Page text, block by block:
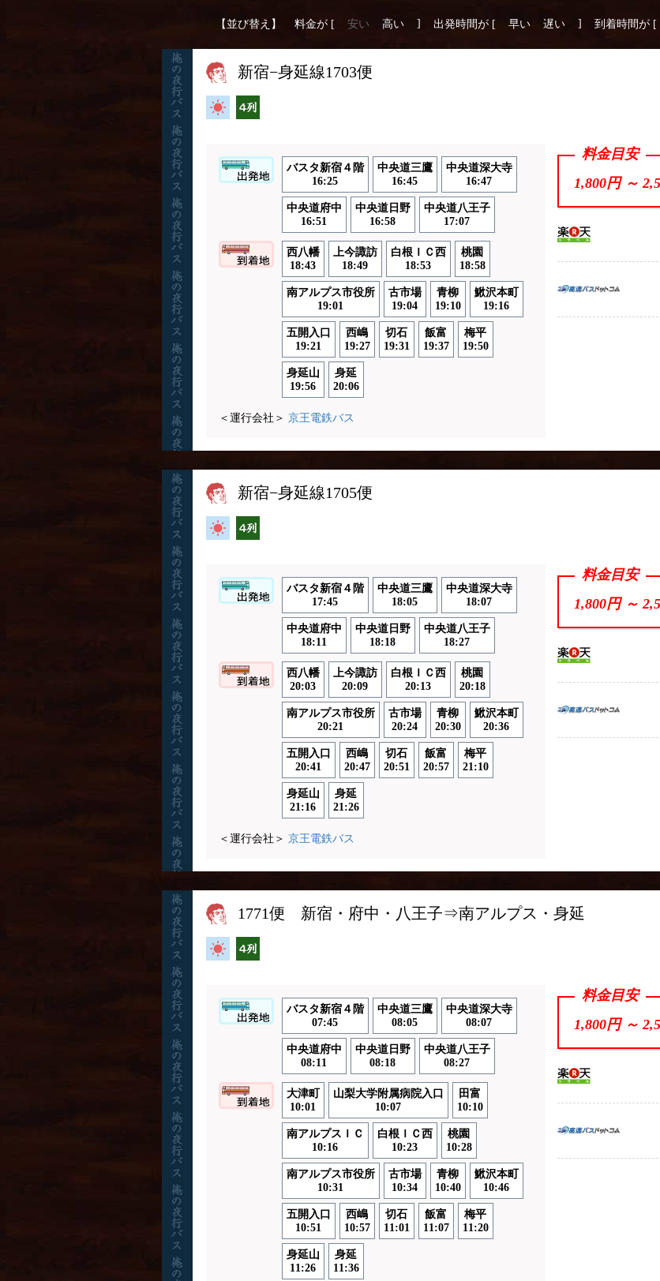
【並び替え】 料金が [ 安い 高い ] 出発時間が [ 早い 遅い ] 到着時間が [
新宿−身延線1703便
高速バス
バスタ新宿４階
16:25
中央道三鷹
16:45
中央道深大寺
16:47
中央道府中
16:51
中央道日野
16:58
中央道八王子
17:07
西八幡
18:43
上今諏訪
18:49
白根ＩＣ西
18:53
桃園
18:58
南アルプス市役所
19:01
古市場
19:04
青柳
19:10
鰍沢本町
19:16
五開入口
19:21
西嶋
19:27
切石
19:31
飯富
19:37
梅平
19:50
身延山
19:56
身延
20:06
＜運行会社＞ 京王電鉄バス
料金目安
1,800円 ～
新宿−身延線1705便
高速バス
バスタ新宿４階
17:45
中央道三鷹
18:05
中央道深大寺
18:07
中央道府中
18:11
中央道日野
18:18
中央道八王子
18:27
西八幡
20:03
上今諏訪
20:09
白根ＩＣ西
20:13
桃園
20:18
南アルプス市役所
20:21
古市場
20:24
青柳
20:30
鰍沢本町
20:36
五開入口
20:41
西嶋
20:47
切石
20:51
飯富
20:57
梅平
21:10
身延山
21:16
身延
21:26
＜運行会社＞ 京王電鉄バス
料金目安
1,800円 ～
1771便 新宿・府中・八王子⇒南アルプス・身延
高速バス
バスタ新宿４階
07:45
中央道三鷹
08:05
中央道深大寺
08:07
中央道府中
08:11
中央道日野
08:18
中央道八王子
08:27
大津町
10:01
山梨大学附属病院入口
10:07
田富
10:10
南アルプスＩＣ
10:16
白根ＩＣ西
10:23
桃園
10:28
南アルプス市役所
10:31
古市場
10:34
青柳
10:40
鰍沢本町
10:46
五開入口
10:51
西嶋
10:57
切石
11:01
飯富
11:07
梅平
11:20
身延山
11:26
身延
11:36
料金目安
1,800円 ～